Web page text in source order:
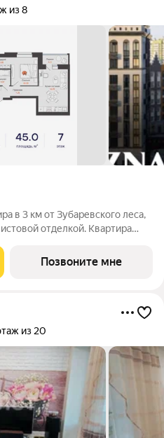
из 8
в 3 км от Зубаревского леса,
отделкой. Квартира
комплексе воплощена
Позвоните мне
из 20